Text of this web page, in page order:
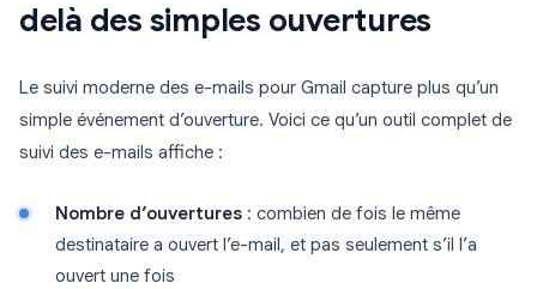
delà des simples ouvertures
Le suivi moderne des e-mails pour Gmail capture plus qu’un
simple événement d’ouverture. Voici ce qu’un outil complet de
suivi des e-mails affiche :
Nombre d’ouvertures : combien de fois le même
destinataire a ouvert l’e-mail, et pas seulement s’il l’a
ouvert une fois